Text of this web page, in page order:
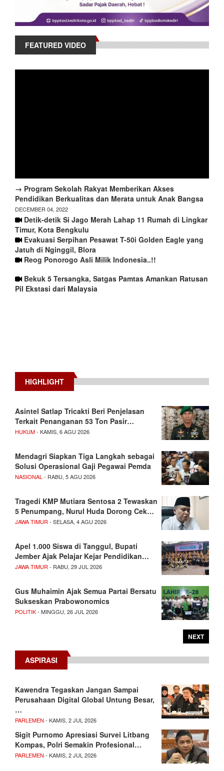
FEATURED VIDEO
→ Program Sekolah Rakyat Memberikan Akses
Pendidikan Berkualitas dan Merata untuk Anak Bangsa
DECEMBER 04, 2022
Detik-detik Si Jago Merah Lahap 11 Rumah di Lingkar
Timur, Kota Bengkulu
Evakuasi Serpihan Pesawat T-50i Golden Eagle yang
Jatuh di Nginggil, Blora
Reog Ponorogo Asli Milik Indonesia..!!
Bekuk 5 Tersangka, Satgas Pamtas Amankan Ratusan
Pil Ekstasi dari Malaysia
HIGHLIGHT
Asintel Satlap Tricakti Beri Penjelasan
Terkait Penanganan 53 Ton Pasir…
HUKUM- KAMIS, 6 AGU 2026
Mendagri Siapkan Tiga Langkah sebagai
Solusi Operasional Gaji Pegawai Pemda
NASIONAL - RABU, 5 AGU 2026
Tragedi KMP Mutiara Sentosa 2 Tewaskan
5 Penumpang, Nurul Huda Dorong Cek…
JAWA TIMUR - SELASA, 4 AGU 2026
Apel 1.000 Siswa di Tanggul, Bupati
Jember Ajak Pelajar Kejar Pendidikan…
JAWA TIMUR - RABU, 29 JUL 2026
Gus Muhaimin Ajak Semua Partai Bersatu
Sukseskan Prabowonomics
POLITIK- MINGGU, 26 JUL 2026
NEXT
ASPIRASI
Kawendra Tegaskan Jangan Sampai
Perusahaan Digital Global Untung Besar,
…
PARLEMEN - KAMIS, 2 JUL 2026
Sigit Purnomo Apresiasi Survei Litbang
Kompas, Polri Semakin Profesional…
PARLEMEN - KAMIS, 2 JUL 2026